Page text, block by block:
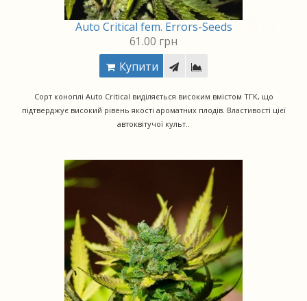
Auto Critical fem. Errors-Seeds
61.00 грн
Купити
Сорт коноплі Auto Critical виділяється високим вмістом ТГК, що
підтверджує високий рівень якості ароматних плодів. Властивості цієї
автоквітучої культ..